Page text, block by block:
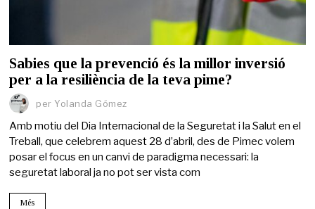
Sabies que la prevenció és la millor inversió
per a la resiliència de la teva pime?
per Yolanda Gómez
Amb motiu del Dia Internacional de la Seguretat i la Salut en el
Treball, que celebrem aquest 28 d’abril, des de Pimec volem
posar el focus en un canvi de paradigma necessari: la
seguretat laboral ja no pot ser vista com
Més